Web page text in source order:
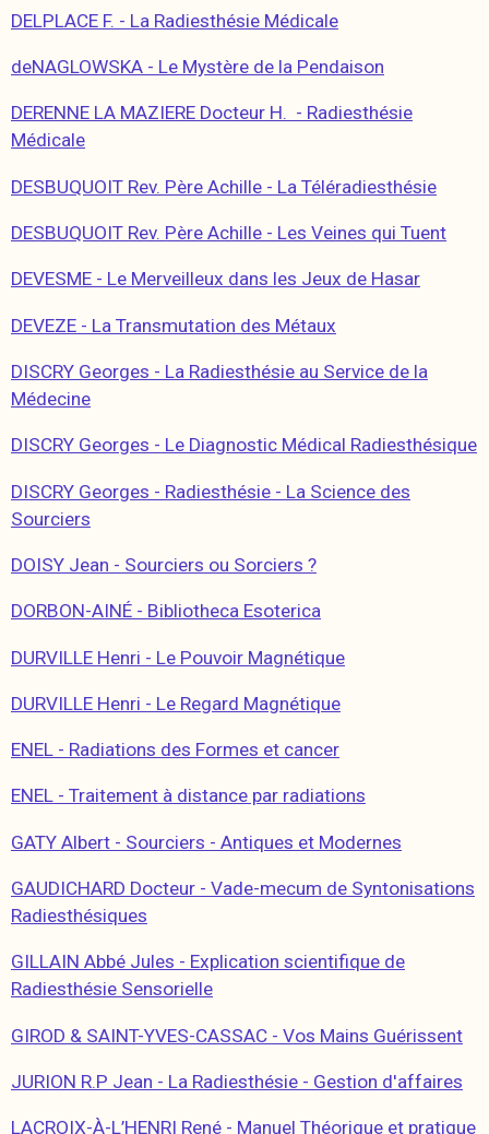
DELPLACE F. - La Radiesthésie Médicale
deNAGLOWSKA - Le Mystère de la Pendaison
DERENNE LA MAZIERE Docteur H. - Radiesthésie
Médicale
DESBUQUOIT Rev. Père Achille - La Téléradiesthésie
DESBUQUOIT Rev. Père Achille - Les Veines qui Tuent
DEVESME - Le Merveilleux dans les Jeux de Hasar
DEVEZE - La Transmutation des Métaux
DISCRY Georges - La Radiesthésie au Service de la
Médecine
DISCRY Georges - Le Diagnostic Médical Radiesthésique
DISCRY Georges - Radiesthésie - La Science des
Sourciers
DOISY Jean - Sourciers ou Sorciers ?
DORBON-AINÉ - Bibliotheca Esoterica
DURVILLE Henri - Le Pouvoir Magnétique
DURVILLE Henri - Le Regard Magnétique
ENEL - Radiations des Formes et cancer
ENEL - Traitement à distance par radiations
GATY Albert - Sourciers - Antiques et Modernes
GAUDICHARD Docteur - Vade-mecum de Syntonisations
Radiesthésiques
GILLAIN Abbé Jules - Explication scientifique de
Radiesthésie Sensorielle
GIROD & SAINT-YVES-CASSAC - Vos Mains Guérissent
JURION R.P Jean - La Radiesthésie - Gestion d'affaires
LACROIX-À-L’HENRI René - Manuel Théorique et pratique